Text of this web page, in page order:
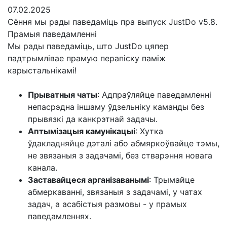
07.02.2025
Сёння мы рады паведаміць пра выпуск JustDo v5.8.
Прамыя паведамленні
Мы рады паведаміць, што JustDo цяпер
падтрымлівае прамую перапіску паміж
карыстальнікамі!
Прыватныя чаты: Адпраўляйце паведамленні
непасрэдна іншаму ўдзельніку каманды без
прывязкі да канкрэтнай задачы.
Аптымізацыя камунікацыі: Хутка
ўдакладняйце дэталі або абмяркоўвайце тэмы,
не звязаныя з задачамі, без стварэння новага
канала.
Заставайцеся арганізаванымі: Трымайце
абмеркаванні, звязаныя з задачамі, у чатах
задач, а асабістыя размовы - у прамых
паведамленнях.